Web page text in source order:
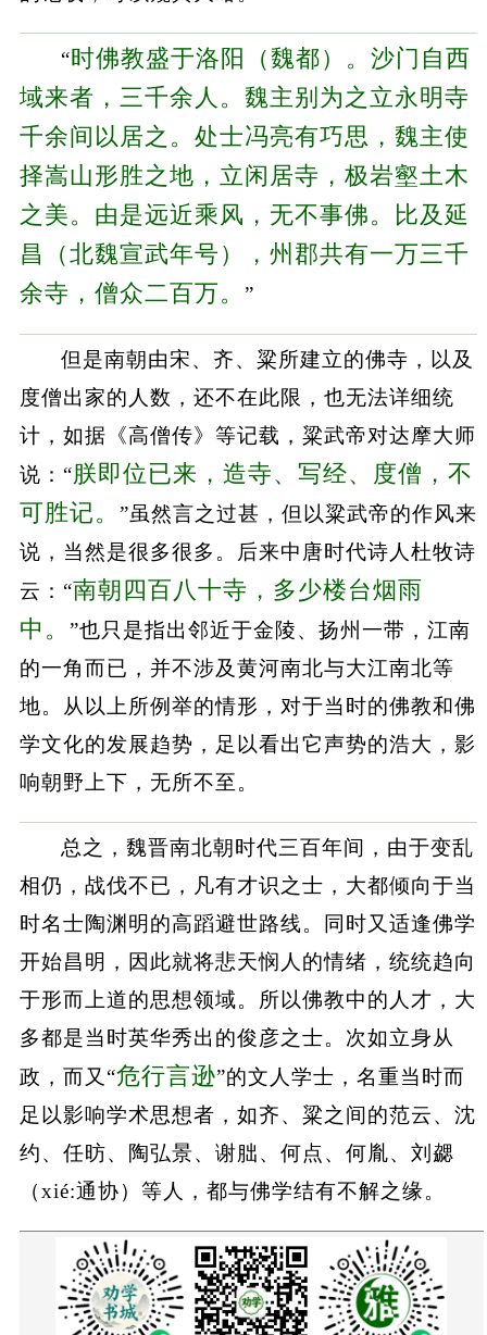
“时佛教盛于洛阳（魏都）。沙门自西
域来者，三千余人。魏主别为之立永明寺
千余间以居之。处士冯亮有巧思，魏主使
择嵩山形胜之地，立闲居寺，极岩壑土木
之美。由是远近乘风，无不事佛。比及延
昌（北魏宣武年号），州郡共有一万三千
余寺，僧众二百万。 ”
但是南朝由宋、齐、粱所建立的佛寺，以及
度僧出家的人数，还不在此限，也无法详细统
计，如据《高僧传》等记载，粱武帝对达摩大师
说：“朕即位已来，造寺、写经、度僧，不
可胜记。 ”虽然言之过甚，但以粱武帝的作风来
说，当然是很多很多。后来中唐时代诗人杜牧诗
云：“南朝四百八十寺，多少楼台烟雨
中。 ”也只是指出邻近于金陵、扬州一带，江南
的一角而已，并不涉及黄河南北与大江南北等
地。从以上所例举的情形，对于当时的佛教和佛
学文化的发展趋势，足以看出它声势的浩大，影
响朝野上下，无所不至。
总之，魏晋南北朝时代三百年间，由于变乱
相仍，战伐不已，凡有才识之士，大都倾向于当
时名士陶渊明的高蹈避世路线。同时又适逢佛学
开始昌明，因此就将悲天悯人的情绪，统统趋向
于形而上道的思想领域。所以佛教中的人才，大
多都是当时英华秀出的俊彦之士。次如立身从
政，而又“危行言逊”的文人学士，名重当时而
足以影响学术思想者，如齐、粱之间的范云、沈
约、任昉、陶弘景、谢朏、何点、何胤、刘勰
（xié:通协）等人，都与佛学结有不解之缘。